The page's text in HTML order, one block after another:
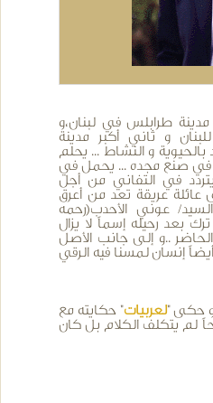
مدينة طرابلس في لبنان،و
و ثاني أكبر مدينة
بالحيوية و النشاط ... يحلم
في صنع مجده ... يحمل في
في التفاني من أجل
عائلة عريقة تعد من أعرق
السيد/ عوني الأحدب(رحمه
بعد رحيله إسماً لا يزال
..و إلى جانب الأصل
إنسان لمسنا فيه الرقي
حكى "لعربيات" حكايته مع
لم يتكلف الكلام بل كان